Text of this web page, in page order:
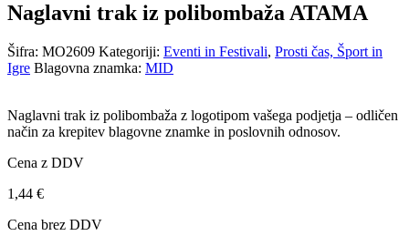
Naglavni trak iz polibombaža ATAMA
Šifra: MO2609 Kategoriji: Eventi in Festivali, Prosti čas, Šport in
Igre Blagovna znamka: MID
Naglavni trak iz polibombaža z logotipom vašega podjetja – odličen
način za krepitev blagovne znamke in poslovnih odnosov.
Cena z DDV
1,44 €
Cena brez DDV